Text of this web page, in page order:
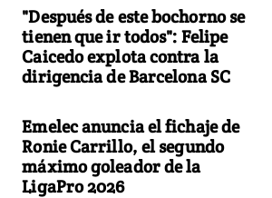
"Después de este bochorno se
tienen que ir todos": Felipe
Caicedo explota contra la
dirigencia de Barcelona SC
Emelec anuncia el fichaje de
Ronie Carrillo, el segundo
máximo goleador de la
LigaPro 2026